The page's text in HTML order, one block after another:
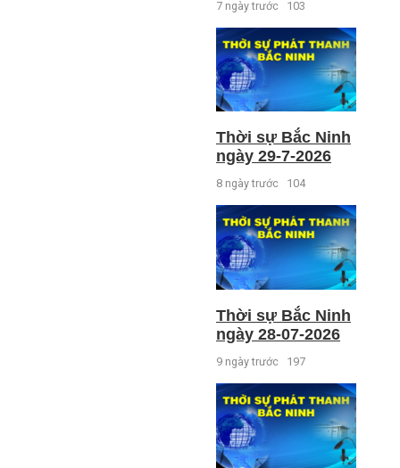
7 ngày trước 103
Thời sự Bắc Ninh
ngày 29-7-2026
8 ngày trước 104
Thời sự Bắc Ninh
ngày 28-07-2026
9 ngày trước 197